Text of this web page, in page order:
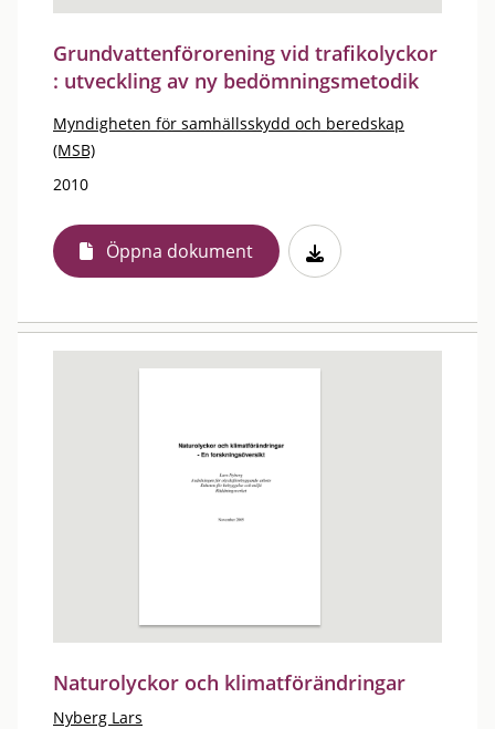
Grundvattenförorening vid trafikolyckor
: utveckling av ny bedömningsmetodik
Myndigheten för samhällsskydd och beredskap
(MSB)
2010
Öppna dokument
Naturolyckor och klimatförändringar
Nyberg Lars